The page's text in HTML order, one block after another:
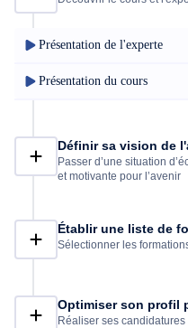
Présentation de l'experte
Présentation du cours
Définir sa vision de
Passer d’une situation
et motivante pour l’avenir
Établir une liste de
Sélectionner les
Optimiser son profil
Réaliser ses